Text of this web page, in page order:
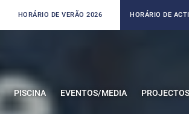
HORÁRIO DE VERÃO 2026 HORÁRIO DE
PISCINA EVENTOS/MEDIA PROJECTOS